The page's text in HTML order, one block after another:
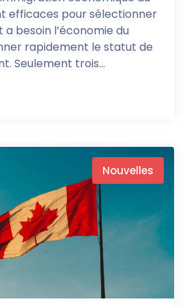
efficaces pour sélectionner
besoin l’économie du
rapidement le statut de
Seulement trois...
Nouvelles